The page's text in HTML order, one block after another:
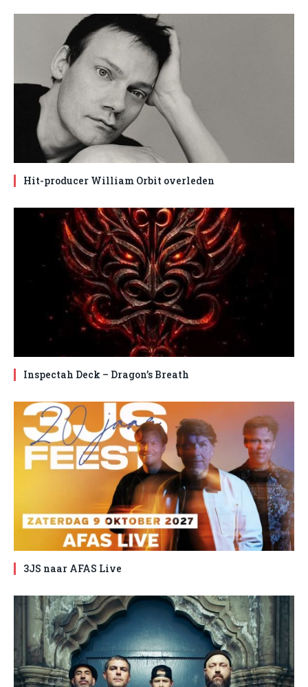
Hit-producer William Orbit overleden
Inspectah Deck – Dragon’s Breath
3JS naar AFAS Live